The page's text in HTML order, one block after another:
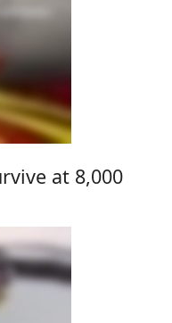
at 8,000